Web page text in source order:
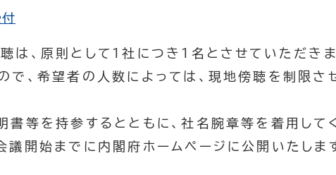
、原則として１社につき１名とさせていただきま
で、希望者の人数によっては、現地傍聴を制限さ
書等を持参するとともに、社名腕章等を着用して
開始までに内閣府ホームページに公開いたします